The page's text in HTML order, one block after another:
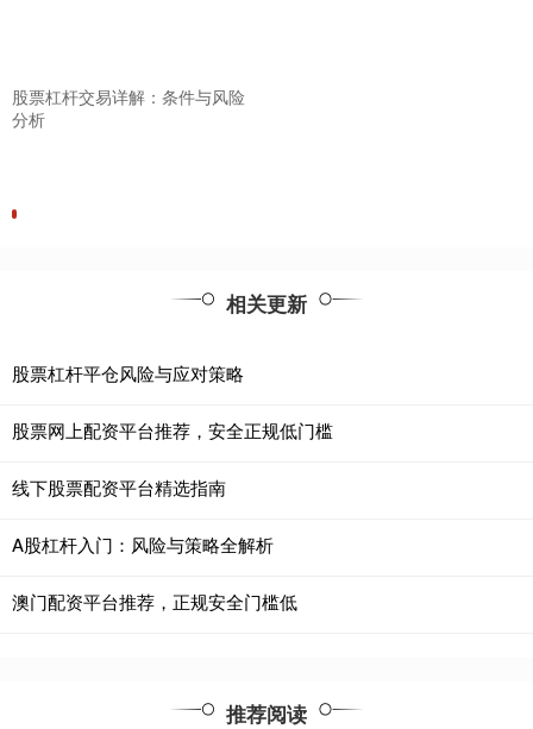
股票杠杆交易详解：条件与风险
分析
相关更新
股票杠杆平仓风险与应对策略
股票网上配资平台推荐，安全正规低门槛
线下股票配资平台精选指南
A股杠杆入门：风险与策略全解析
澳门配资平台推荐，正规安全门槛低
推荐阅读